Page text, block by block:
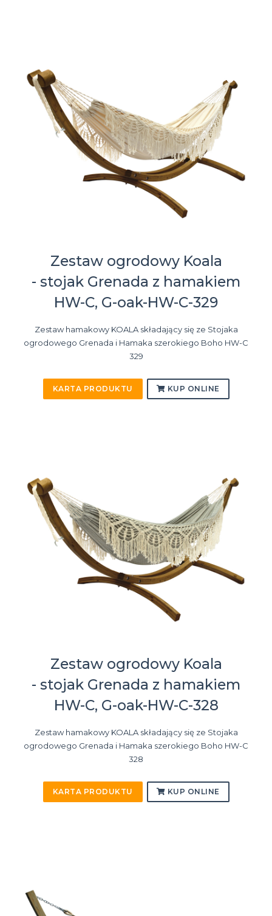
Zestaw ogrodowy Koala
- stojak Grenada z hamakiem
HW-C, G-oak-HW-C-329
Zestaw hamakowy KOALA składający się ze Stojaka
ogrodowego Grenada i Hamaka szerokiego Boho HW-C
329
KARTA PRODUKTU KUP ONLINE
Zestaw ogrodowy Koala
- stojak Grenada z hamakiem
HW-C, G-oak-HW-C-328
Zestaw hamakowy KOALA składający się ze Stojaka
ogrodowego Grenada i Hamaka szerokiego Boho HW-C
328
KARTA PRODUKTU KUP ONLINE